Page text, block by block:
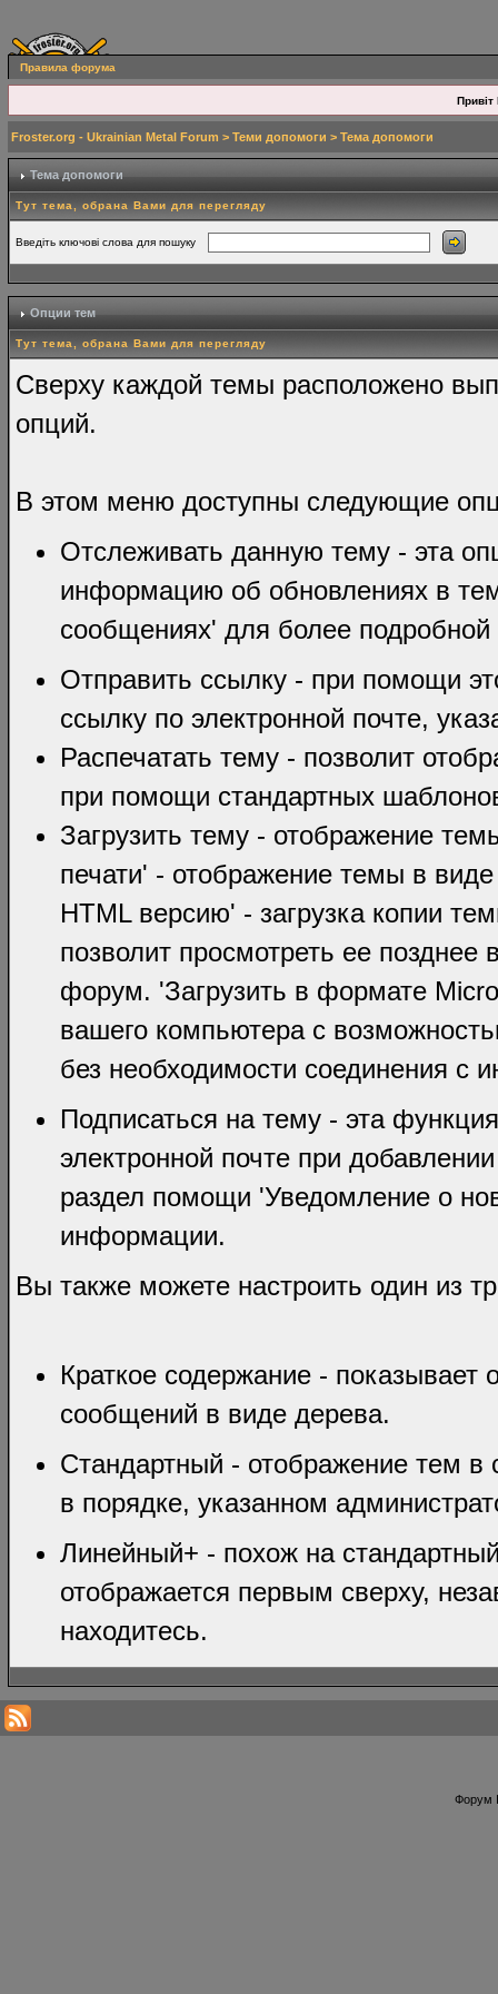
Правила форума
Привіт
Froster.org - Ukrainian Metal Forum > Теми допомоги > Тема допомоги
Тема допомоги
Тут тема, обрана Вами для перегляду
Введіть ключові слова для пошуку
Опции тем
Тут тема, обрана Вами для перегляду
Сверху каждой темы расположено
опций.
В этом меню доступны следующие
Отслеживать данную тему - эта
информацию об обновлениях в
сообщениях' для более
Отправить ссылку - при помощи
ссылку по электронной почте,
Распечатать тему - позволит
при помощи стандартных
Загрузить тему - отображение
печати' - отображение темы в
HTML версию' - загрузка копии
позволит просмотреть ее позднее
форум. 'Загрузить в формате
вашего компьютера с
без необходимости соединения с
Подписаться на тему - эта
электронной почте при
раздел помощи 'Уведомление о
информации.
Вы также можете настроить один из
Краткое содержание -
сообщений в виде дерева.
Стандартный - отображение тем
в порядке, указанном
Линейный+ - похож на
отображается первым сверху,
находитесь.
Форум